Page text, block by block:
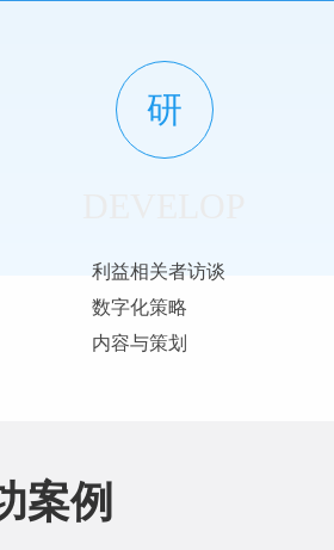
研
利益相关者访谈
数字化策略
内容与策划
案例